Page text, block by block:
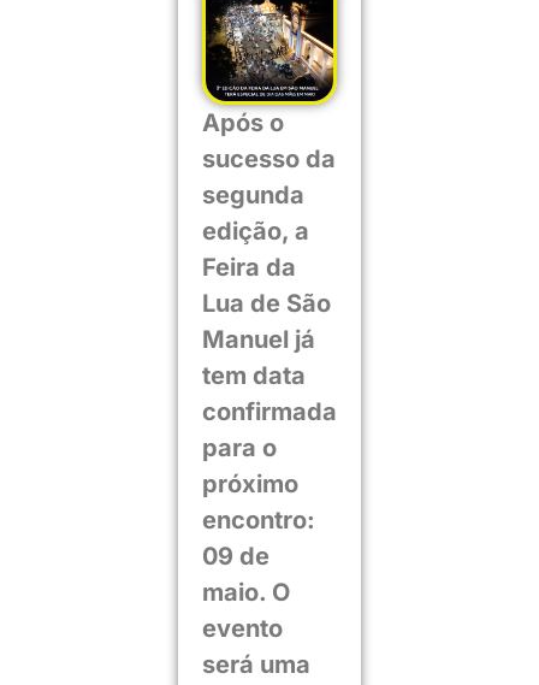
Após o
sucesso da
segunda
edição, a
Feira da
Lua de São
Manuel já
tem data
confirmada
para o
próximo
encontro:
09 de
maio. O
evento
será uma